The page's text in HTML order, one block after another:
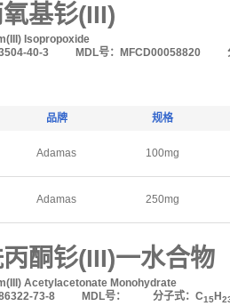
基钐(III)
Isopropoxide
40-3
MDL号：MFCD00058820
品牌 规格
Adamas 100mg
Adamas 250mg
酮钐(III)一水合物
Acetylacetonate Monohydrate
73-8
MDL号： 分子式：C15H